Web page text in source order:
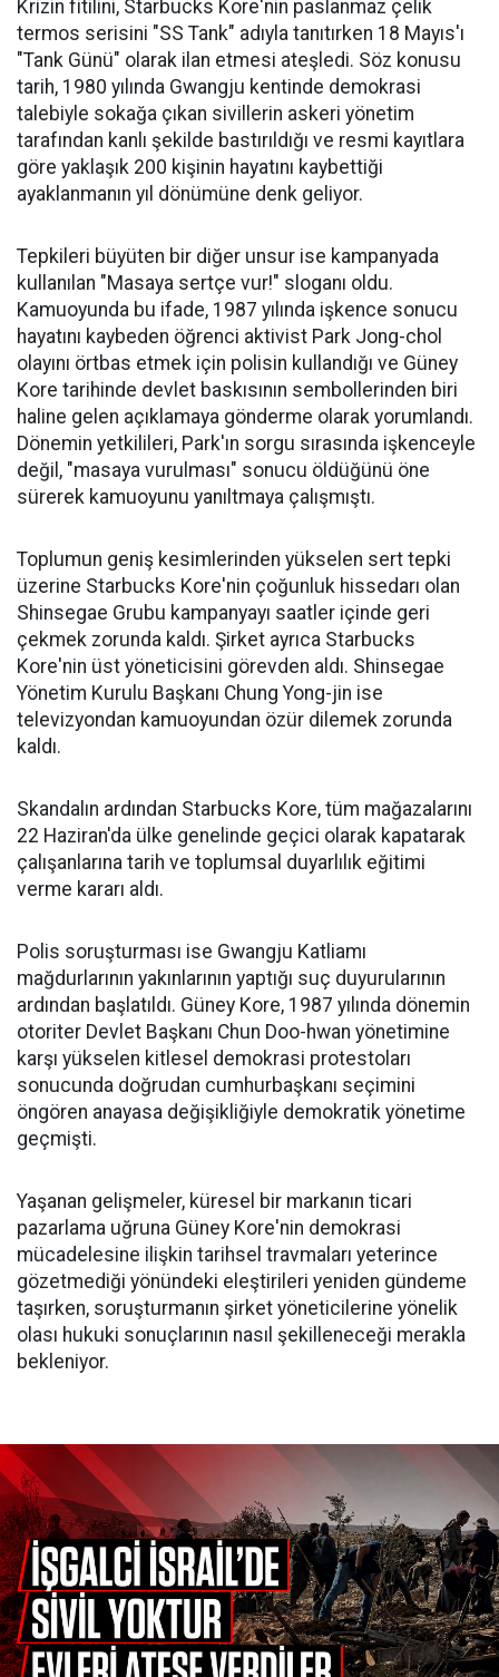
Krizin fitilini, Starbucks Kore'nin paslanmaz çelik
termos serisini "SS Tank" adıyla tanıtırken 18 Mayıs'ı
"Tank Günü" olarak ilan etmesi ateşledi. Söz konusu
tarih, 1980 yılında Gwangju kentinde demokrasi
talebiyle sokağa çıkan sivillerin askeri yönetim
tarafından kanlı şekilde bastırıldığı ve resmi kayıtlara
göre yaklaşık 200 kişinin hayatını kaybettiği
ayaklanmanın yıl dönümüne denk geliyor.
Tepkileri büyüten bir diğer unsur ise kampanyada
kullanılan "Masaya sertçe vur!" sloganı oldu.
Kamuoyunda bu ifade, 1987 yılında işkence sonucu
hayatını kaybeden öğrenci aktivist Park Jong-chol
olayını örtbas etmek için polisin kullandığı ve Güney
Kore tarihinde devlet baskısının sembollerinden biri
haline gelen açıklamaya gönderme olarak yorumlandı.
Dönemin yetkilileri, Park'ın sorgu sırasında işkenceyle
değil, "masaya vurulması" sonucu öldüğünü öne
sürerek kamuoyunu yanıltmaya çalışmıştı.
Toplumun geniş kesimlerinden yükselen sert tepki
üzerine Starbucks Kore'nin çoğunluk hissedarı olan
Shinsegae Grubu kampanyayı saatler içinde geri
çekmek zorunda kaldı. Şirket ayrıca Starbucks
Kore'nin üst yöneticisini görevden aldı. Shinsegae
Yönetim Kurulu Başkanı Chung Yong-jin ise
televizyondan kamuoyundan özür dilemek zorunda
kaldı.
Skandalın ardından Starbucks Kore, tüm mağazalarını
22 Haziran'da ülke genelinde geçici olarak kapatarak
çalışanlarına tarih ve toplumsal duyarlılık eğitimi
verme kararı aldı.
Polis soruşturması ise Gwangju Katliamı
mağdurlarının yakınlarının yaptığı suç duyurularının
ardından başlatıldı. Güney Kore, 1987 yılında dönemin
otoriter Devlet Başkanı Chun Doo-hwan yönetimine
karşı yükselen kitlesel demokrasi protestoları
sonucunda doğrudan cumhurbaşkanı seçimini
öngören anayasa değişikliğiyle demokratik yönetime
geçmişti.
Yaşanan gelişmeler, küresel bir markanın ticari
pazarlama uğruna Güney Kore'nin demokrasi
mücadelesine ilişkin tarihsel travmaları yeterince
gözetmediği yönündeki eleştirileri yeniden gündeme
taşırken, soruşturmanın şirket yöneticilerine yönelik
olası hukuki sonuçlarının nasıl şekilleneceği merakla
bekleniyor.